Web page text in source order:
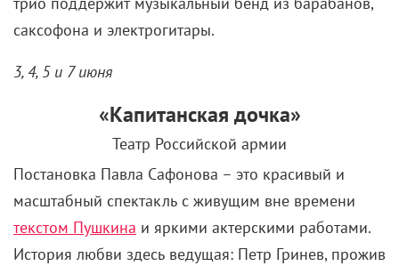
саксофона и электрогитары.
3, 4, 5 и 7 июня
«Капитанская дочка»
Театр Российской армии
Постановка Павла Сафонова – это красивый и
масштабный спектакль с живущим вне времени
текстом Пушкина и яркими актерскими работами.
История любви здесь ведущая: Петр Гринев, прожив